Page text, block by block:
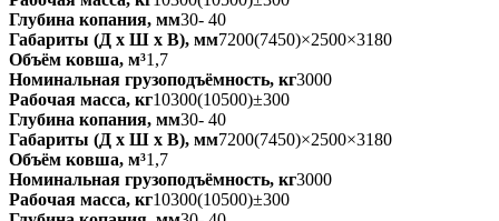
Глубина копания, мм30- 40
Габариты (Д х Ш х В), мм7200(7450)×2500×3180
Объём ковша, м³1,7
Номинальная грузоподъёмность, кг3000
Рабочая масса, кг10300(10500)±300
Глубина копания, мм30- 40
Габариты (Д х Ш х В), мм7200(7450)×2500×3180
Объём ковша, м³1,7
Номинальная грузоподъёмность, кг3000
Рабочая масса, кг10300(10500)±300